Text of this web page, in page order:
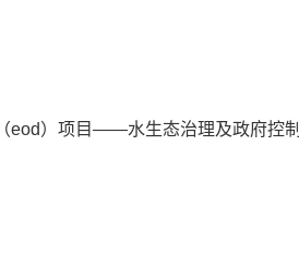
eod）项目——水生态治理及政府控制